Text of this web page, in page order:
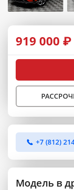
919 000 ₽
+7 (812)
Модель в